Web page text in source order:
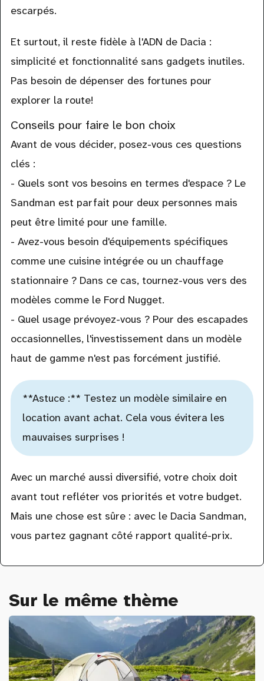
escarpés.
Et surtout, il reste fidèle à l'ADN de Dacia :
simplicité et fonctionnalité sans gadgets inutiles.
Pas besoin de dépenser des fortunes pour
explorer la route!
Conseils pour faire le bon choix
Avant de vous décider, posez-vous ces questions
clés :
- Quels sont vos besoins en termes d'espace ? Le
Sandman est parfait pour deux personnes mais
peut être limité pour une famille.
- Avez-vous besoin d'équipements spécifiques
comme une cuisine intégrée ou un chauffage
stationnaire ? Dans ce cas, tournez-vous vers des
modèles comme le Ford Nugget.
- Quel usage prévoyez-vous ? Pour des escapades
occasionnelles, l'investissement dans un modèle
haut de gamme n'est pas forcément justifié.
**Astuce :** Testez un modèle similaire en
location avant achat. Cela vous évitera les
mauvaises surprises !
Avec un marché aussi diversifié, votre choix doit
avant tout refléter vos priorités et votre budget.
Mais une chose est sûre : avec le Dacia Sandman,
vous partez gagnant côté rapport qualité-prix.
Sur le même thème